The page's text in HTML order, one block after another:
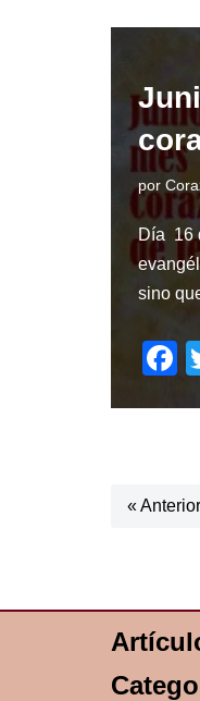
b
o
o
k
por
Día 16
sino
F
b
k
« Anterior